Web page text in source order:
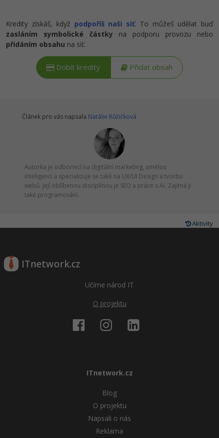
Kredity získáš, když podpoříš naši síť. To můžeš udělat buď
zasláním symbolické částky na podporu provozu nebo
přidáním obsahu na síť.
Dobít kredity Přidat obsah
Článek pro vás napsala Natálie Růžičková
Autorka je odbornicí na digitální marketing, umělou
inteligenci a specializuje se také na UX/UI Design a tvorbu
webů. Její oblíbenou disciplínou je SEO a práce s AI. Zajímá ji
také programování.
Aktivity
ITnetwork.cz
Učíme národ IT
O projektu
ITnetwork.cz
Blog
O projektu
Napsali o nás
Reklama